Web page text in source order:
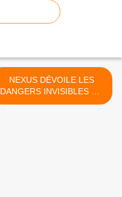
NEXUS DÉVOILE LES
DANGERS INVISIBLES DE
LA POLLUTION